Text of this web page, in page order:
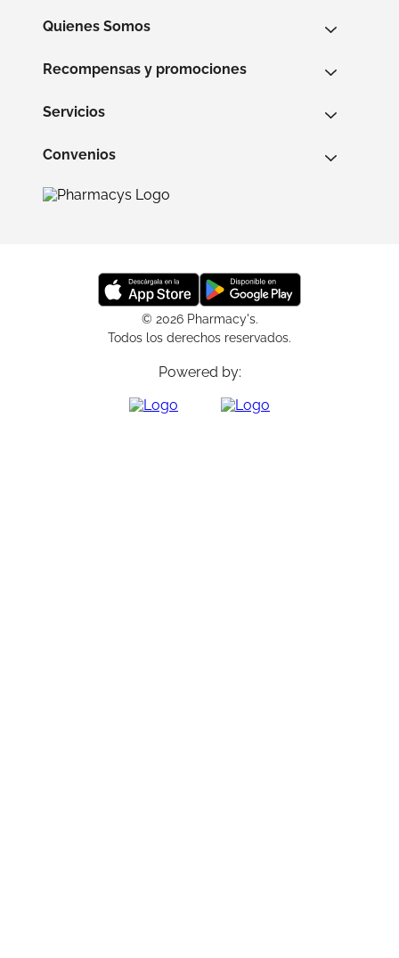
Quienes Somos
Recompensas y promociones
Servicios
Convenios
© 2026 Pharmacy's.
Todos los derechos reservados.
Powered by: